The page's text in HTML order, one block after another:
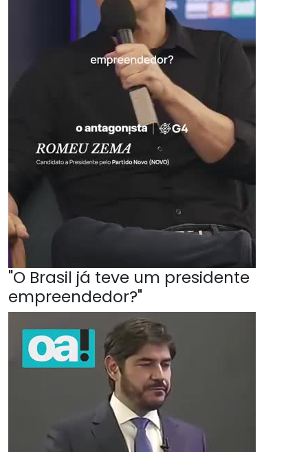
"O Brasil já teve um presidente
empreendedor?"